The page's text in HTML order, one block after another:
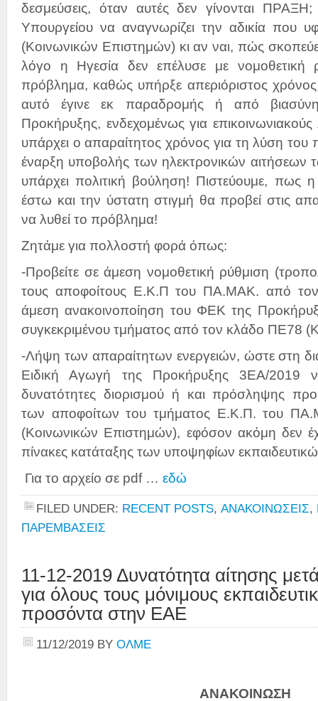
δεσμεύσεις, όταν αυτές δεν γίνονται ΠΡΑΞΗ;
Υπουργείου να αναγνωρίζει την αδικία που
(Κοινωνικών Επιστημών) κι αν ναι, πώς
λόγο η Ηγεσία δεν επέλυσε με νομοθετική
πρόβλημα, καθώς υπήρξε απεριόριστος
αυτό έγινε εκ παραδρομής ή από
Προκήρυξης, ενδεχομένως για
υπάρχει ο απαραίτητος χρόνος για τη λύση του
έναρξη υποβολής των ηλεκτρονικών αιτήσεων
υπάρχει πολιτική βούληση! Πιστεύουμε, πως
έστω και την ύστατη στιγμή θα προβεί στις
να λυθεί το πρόβλημα!
Ζητάμε για πολλοστή φορά όπως:
-Προβείτε σε άμεση νομοθετική ρύθμιση
τους αποφοίτους Ε.Κ.Π του ΠΑ.ΜΑΚ. από
άμεση ανακοινοποίηση του ΦΕΚ της
συγκεκριμένου τμήματος από τον κλάδο ΠΕ78
-Λήψη των απαραίτητων ενεργειών, ώστε στη
Ειδική Αγωγή της Προκήρυξης 3ΕΑ/2019
δυνατότητες διορισμού ή και πρόσληψης
των αποφοίτων του τμήματος Ε.Κ.Π. του
(Κοινωνικών Επιστημών), εφόσον ακόμη δεν
πίνακες κατάταξης των υποψηφίων
Για το αρχείο σε pdf … εδώ
FILED UNDER: RECENT POSTS, ΑΝΑΚΟΙΝΩΣΕΙΣ,
ΠΑΡΕΜΒΑΣΕΙΣ
11-12-2019 Δυνατότητα αίτησης
για όλους τους μόνιμους
προσόντα στην ΕΑΕ
11/12/2019 BY ΟΛΜΕ
ΑΝΑΚΟΙΝΩΣΗ